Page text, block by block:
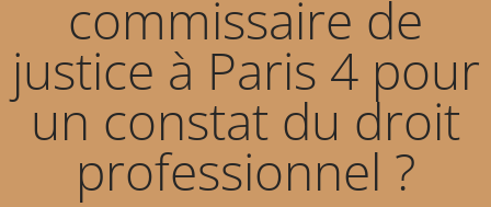
commissaire de
justice à Paris 4 pour
un constat du droit
professionnel ?